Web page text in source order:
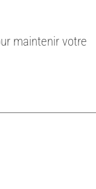
maintenir votre